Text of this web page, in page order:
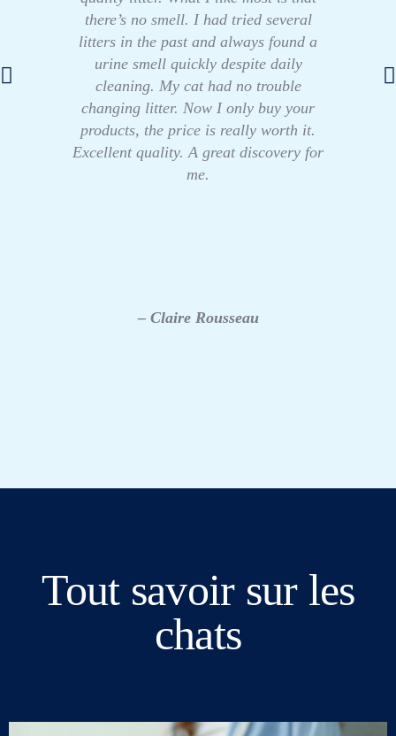
there’s no smell. I had tried several
litters in the past and always found a
urine smell quickly despite daily
cleaning. My cat had no trouble
changing litter. Now I only buy your
products, the price is really worth it.
Excellent quality. A great discovery for
me.
– Claire Rousseau
Tout savoir sur les
chats